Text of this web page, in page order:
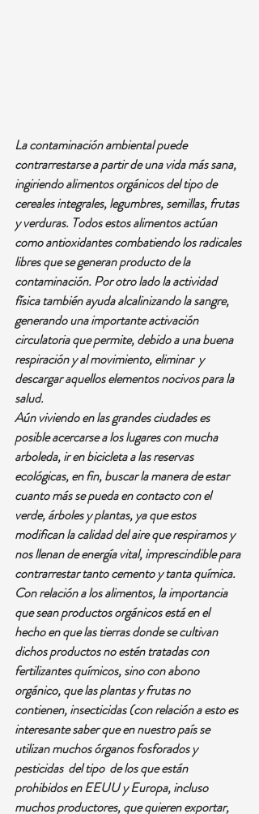
La contaminación ambiental puede
contrarrestarse a partir de una vida más sana,
ingiriendo alimentos orgánicos del tipo de
cereales integrales, legumbres, semillas, frutas
y verduras. Todos estos alimentos actúan
como antioxidantes combatiendo los radicales
libres que se generan producto de la
contaminación. Por otro lado la actividad
física también ayuda alcalinizando la sangre,
generando una importante activación
circulatoria que permite, debido a una buena
respiración y al movimiento, eliminar  y
descargar aquellos elementos nocivos para la
salud.
Aún viviendo en las grandes ciudades es
posible acercarse a los lugares con mucha
arboleda, ir en bicicleta a las reservas
ecológicas, en fin, buscar la manera de estar
cuanto más se pueda en contacto con el
verde, árboles y plantas, ya que estos
modifican la calidad del aire que respiramos y
nos llenan de energía vital, imprescindible para
contrarrestar tanto cemento y tanta química.
Con relación a los alimentos, la importancia
que sean productos orgánicos está en el
hecho en que las tierras donde se cultivan
dichos productos no estén tratadas con
fertilizantes químicos, sino con abono
orgánico, que las plantas y frutas no
contienen, insecticidas (con relación a esto es
interesante saber que en nuestro país se
utilizan muchos órganos fosforados y
pesticidas  del tipo  de los que están
prohibidos en EEUU y Europa, incluso
muchos productores, que quieren exportar,